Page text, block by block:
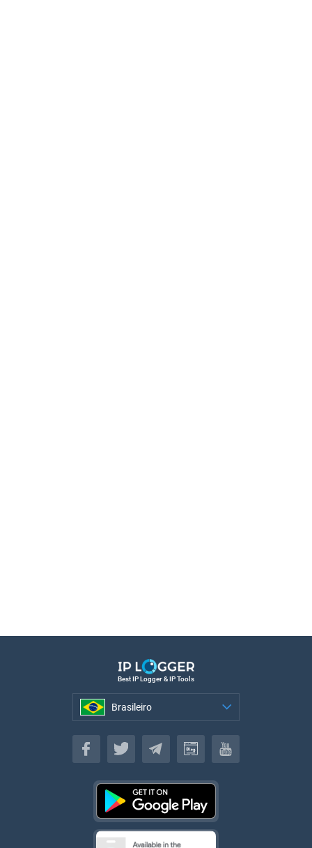
Best IP Logger & IP Tools
Brasileiro
Brasileiro